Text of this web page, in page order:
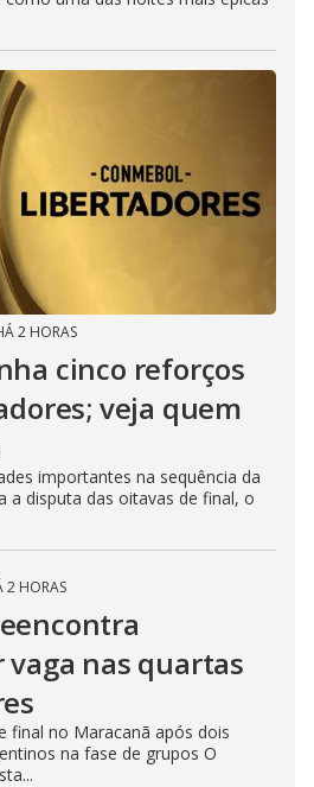
2 HORAS
cinco reforços
veja quem
importantes na sequência da
a disputa das oitavas de final, o
2 HORAS
vaga nas quartas
final no Maracanã após dois
na fase de grupos O